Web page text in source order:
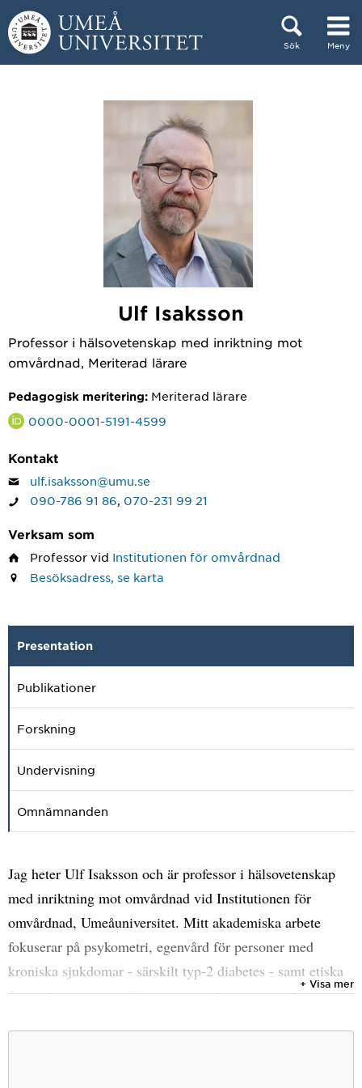
Hoppa direkt till innehållet
Sök Meny
Ulf Isaksson
Professor i hälsovetenskap med inriktning mot
omvårdnad, Meriterad lärare
Pedagogisk meritering: Meriterad lärare
0000-0001-5191-4599
Kontakt
ulf.isaksson@umu.se
090-786 91 86, 070-231 99 21
Verksam som
Professor vid Institutionen för omvårdnad
Besöksadress, se karta
Presentation
Publikationer
Forskning
Undervisning
Omnämnanden
Jag heter Ulf Isaksson och är professor i hälsovetenskap
med inriktning mot omvårdnad vid Institutionen för
omvårdnad, Umeåuniversitet. Mitt akademiska arbete
fokuserar på psykometri, egenvård för personer med
kroniska sjukdomar - särskilt typ-2 diabetes - samt etiska
frågor inom vården. Ett annat av mina områden är
+ Visa mer